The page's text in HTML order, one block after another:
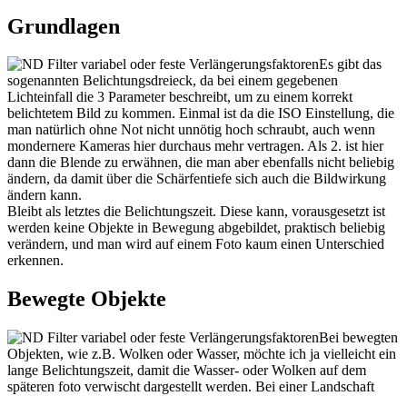
Grundlagen
Es gibt das
sogenannten Belichtungsdreieck, da bei einem gegebenen
Lichteinfall die 3 Parameter beschreibt, um zu einem korrekt
belichtetem Bild zu kommen. Einmal ist da die ISO Einstellung, die
man natürlich ohne Not nicht unnötig hoch schraubt, auch wenn
mondernere Kameras hier durchaus mehr vertragen. Als 2. ist hier
dann die Blende zu erwähnen, die man aber ebenfalls nicht beliebig
ändern, da damit über die Schärfentiefe sich auch die Bildwirkung
ändern kann.
Bleibt als letztes die Belichtungszeit. Diese kann, vorausgesetzt ist
werden keine Objekte in Bewegung abgebildet, praktisch beliebig
verändern, und man wird auf einem Foto kaum einen Unterschied
erkennen.
Bewegte Objekte
Bei bewegten
Objekten, wie z.B. Wolken oder Wasser, möchte ich ja vielleicht ein
lange Belichtungszeit, damit die Wasser- oder Wolken auf dem
späteren foto verwischt dargestellt werden. Bei einer Landschaft